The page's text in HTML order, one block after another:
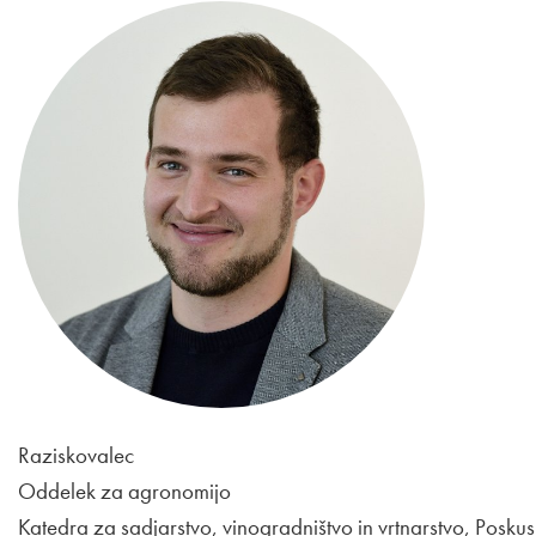
Raziskovalec
Oddelek za agronomijo
Katedra za sadjarstvo, vinogradništvo in vrtnarstvo,